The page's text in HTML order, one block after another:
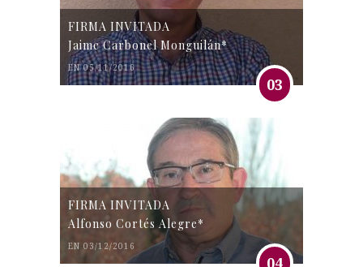
FIRMA INVITADA
Jaime Carbonel Monguilán*
EN 05/11/2016
03
FIRMA INVITADA
Alfonso Cortés Alegre*
EN 03/12/2016
04